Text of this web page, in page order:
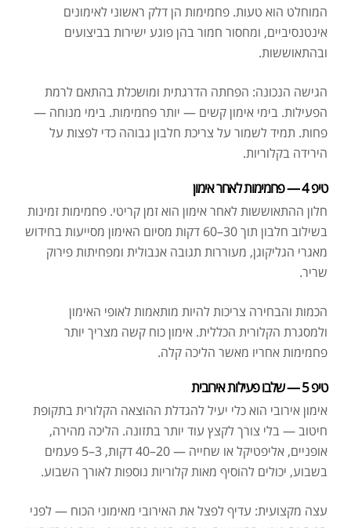
המוחלט הוא טעות. פחמימות הן דלק ראשוני לאימונים
אינטנסיביים, ומחסור חמור בהן פוגע ישירות בביצועים
ובהתאוששות.
הגישה הנכונה: הפחתה הדרגתית ומושכלת בהתאם לרמת
הפעילות. בימי אימון קשים — יותר פחמימות. בימי מנוחה —
פחות. תמיד לשמור על צריכת חלבון גבוהה כדי לפצות על
הירידה בקלוריות.
טיפ 4 — פחמימות לאחר אימון
חלון ההתאוששות לאחר אימון הוא זמן קריטי. פחמימות זמינות
בשילוב חלבון תוך 30–60 דקות מסיום האימון מסייעות בחידוש
מאגרי הגליקוגן, מעוררות תגובה אנבולית ומפחיתות פירוק
שריר.
הכמות והבחירה צריכות להיות מותאמות לאופי האימון
ולמסגרת הקלורית הכללית. אימון כוח קשה מצריך יותר
פחמימות אחריו מאשר הליכה קלה.
טיפ 5 — שלבו פעילות אירובית
אימון אירובי הוא כלי יעיל להגדלת ההוצאה הקלורית בתקופת
חיטוב — בלי צורך לקצץ עוד יותר בתזונה. הליכה מהירה,
אופניים, אליפטיקל או שחייה — 20–40 דקות, 3–5 פעמים
בשבוע, יכולים להוסיף מאות קלוריות נוספות לאורך השבוע.
עצה מקצועית: עדיף לפצל את האירובי מאימוני הכוח — לפני